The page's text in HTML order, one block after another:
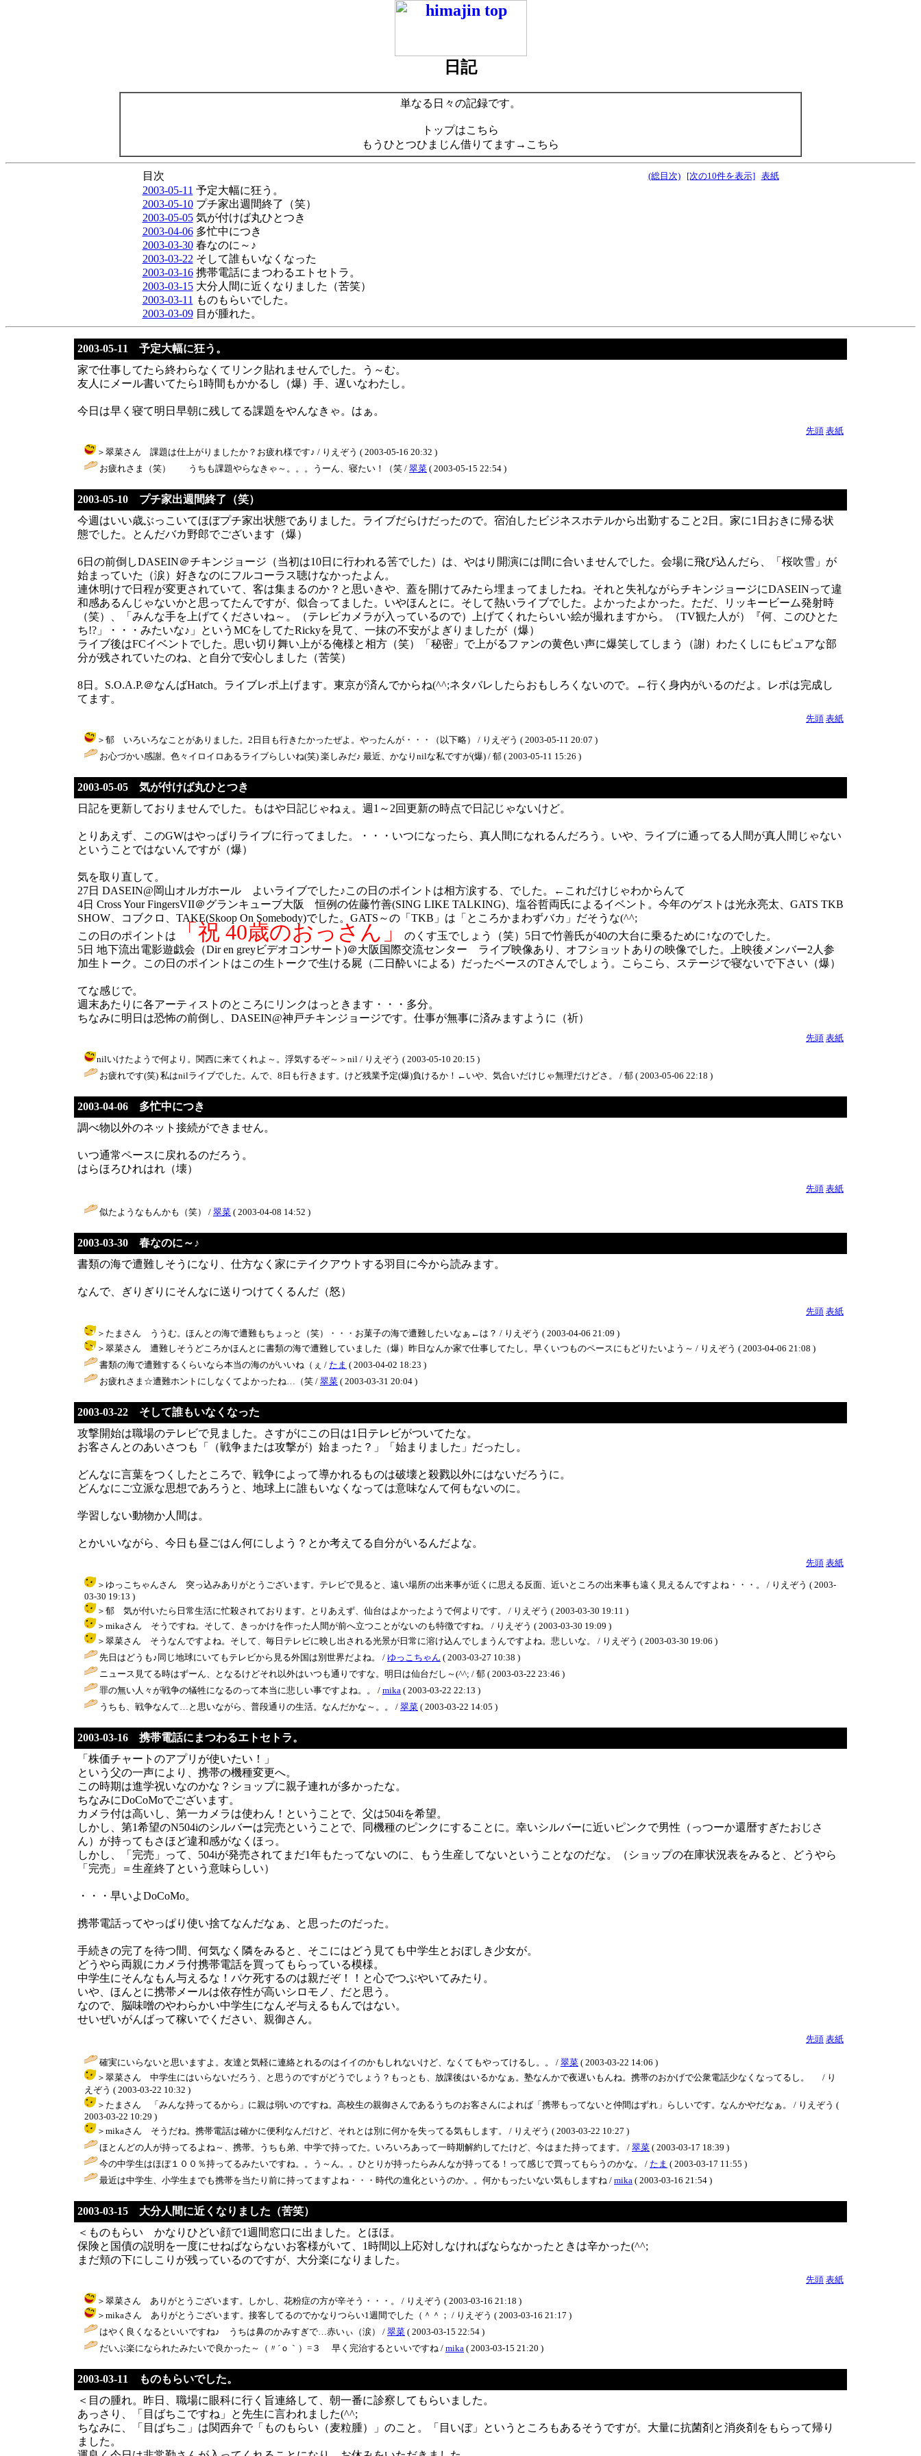
日記
単なる日々の記録です。
トップはこちら
もうひとつひまじん借りてます→こちら
目次 (総目次) [次の10件を表示] 表紙
2003-05-11 予定大幅に狂う。
2003-05-10プチ家出週間終了（笑）
2003-05-05気が付けば丸ひとつき
2003-04-06多忙中につき
2003-03-30春なのに～♪
2003-03-22 そして誰もいなくなった
2003-03-16携帯電話にまつわるエトセトラ。
2003-03-15大分人間に近くなりました（苦笑）
2003-03-11 ものもらいでした。
2003-03-09目が腫れた。
2003-05-11 予定大幅に狂う。
家で仕事してたら終わらなくてリンク貼れませんでした。う～む。
友人にメール書いてたら1時間もかかるし（爆）手、遅いなわたし。
今日は早く寝て明日早朝に残してる課題をやんなきゃ。はぁ。
先頭 表紙
＞翠菜さん 課題は仕上がりましたか？お疲れ様です♪ / りえぞう ( 2003-05-16 20:32 )
お疲れさま（笑） うちも課題やらなきゃ～。。。うーん、寝たい！（笑 / 翠菜 ( 2003-05-15 22:54 )
2003-05-10 プチ家出週間終了（笑）
今週はいい歳ぶっこいてほぼプチ家出状態でありました。ライブだらけだったので。宿泊したビジネスホテルから出勤すること2日。家に1日おきに帰る状
態でした。とんだバカ野郎でございます（爆）
6日の前倒しDASEIN＠チキンジョージ（当初は10日に行われる筈でした）は、やはり開演には間に合いませんでした。会場に飛び込んだら、「桜吹雪」が
始まっていた（涙）好きなのにフルコーラス聴けなかったよん。
連休明けで日程が変更されていて、客は集まるのか？と思いきや、蓋を開けてみたら埋まってましたね。それと失礼ながらチキンジョージにDASEINって違
和感あるんじゃないかと思ってたんですが、似合ってました。いやほんとに。そして熱いライブでした。よかったよかった。ただ、リッキービーム発射時
（笑）、「みんな手を上げてくださいね～。（テレビカメラが入っているので）上げてくれたらいい絵が撮れますから。（TV観た人が）『何、このひとた
ち!?」・・・みたいな♪」というMCをしてたRickyを見て、一抹の不安がよぎりましたが（爆）
ライブ後はFCイベントでした。思い切り舞い上がる俺様と相方（笑）「秘密」で上がるファンの黄色い声に爆笑してしまう（謝）わたくしにもピュアな部
分が残されていたのね、と自分で安心しました（苦笑）
8日。S.O.A.P.＠なんばHatch。ライブレポ上げます。東京が済んでからね(^^;ネタバレしたらおもしろくないので。←行く身内がいるのだよ。レポは完成し
てます。
先頭 表紙
＞郁 いろいろなことがありました。2日目も行きたかったぜよ。やったんが・・・（以下略） / りえぞう ( 2003-05-11 20:07 )
お心づかい感謝。色々イロイロあるライブらしいね(笑) 楽しみだ♪ 最近、かなりnilな私ですが(爆) / 郁 ( 2003-05-11 15:26 )
2003-05-05 気が付けば丸ひとつき
日記を更新しておりませんでした。もはや日記じゃねぇ。週1～2回更新の時点で日記じゃないけど。
とりあえず、このGWはやっぱりライブに行ってました。・・・いつになったら、真人間になれるんだろう。いや、ライブに通ってる人間が真人間じゃない
ということではないんですが（爆）
気を取り直して。
27日 DASEIN@岡山オルガホール よいライブでした♪この日のポイントは相方涙する、でした。←これだけじゃわからんて
4日 Cross Your FingersVII＠グランキューブ大阪 恒例の佐藤竹善(SING LIKE TALKING)、塩谷哲両氏によるイベント。今年のゲストは光永亮太、GATS TKB
SHOW、コブクロ、TAKE(Skoop On Somebody)でした。GATS～の「TKB」は「ところかまわずバカ」だそうな(^^;
この日のポイントは
「祝 40歳のおっさん」
のくす玉でしょう（笑）5日で竹善氏が40の大台に乗るために↑なのでした。
5日 地下流出電影遊戯会（Dir en greyビデオコンサート)＠大阪国際交流センター ライブ映像あり、オフショットありの映像でした。上映後メンバー2人参
加生トーク。この日のポイントはこの生トークで生ける屍（二日酔いによる）だったベースのTさんでしょう。こらこら、ステージで寝ないで下さい（爆）
てな感じで。
週末あたりに各アーティストのところにリンクはっときます・・・多分。
ちなみに明日は恐怖の前倒し、DASEIN@神戸チキンジョージです。仕事が無事に済みますように（祈）
先頭 表紙
nilいけたようで何より。関西に来てくれよ～。浮気するぞ～＞nil / りえぞう ( 2003-05-10 20:15 )
お疲れです(笑) 私はnilライブでした。んで、8日も行きます。けど残業予定(爆)負けるか！←いや、気合いだけじゃ無理だけどさ。 / 郁 ( 2003-05-06 22:18 )
2003-04-06 多忙中につき
調べ物以外のネット接続ができません。
いつ通常ペースに戻れるのだろう。
はらほろひれはれ（壊）
先頭 表紙
似たようなもんかも（笑） / 翠菜 ( 2003-04-08 14:52 )
2003-03-30 春なのに～♪
書類の海で遭難しそうになり、仕方なく家にテイクアウトする羽目に今から読みます。
なんで、ぎりぎりにそんなに送りつけてくるんだ（怒）
先頭 表紙
＞たまさん ううむ。ほんとの海で遭難もちょっと（笑）・・・お菓子の海で遭難したいなぁ←は？ / りえぞう ( 2003-04-06 21:09 )
＞翠菜さん 遭難しそうどころかほんとに書類の海で遭難していました（爆）昨日なんか家で仕事してたし。早くいつものペースにもどりたいよう～ / りえぞう ( 2003-04-06 21:08 )
書類の海で遭難するくらいなら本当の海のがいいね（ぇ / たま ( 2003-04-02 18:23 )
お疲れさま☆遭難ホントにしなくてよかったね…（笑 / 翠菜 ( 2003-03-31 20:04 )
2003-03-22 そして誰もいなくなった
攻撃開始は職場のテレビで見ました。さすがにこの日は1日テレビがついてたな。
お客さんとのあいさつも「（戦争または攻撃が）始まった？」「始まりました」だったし。
どんなに言葉をつくしたところで、戦争によって導かれるものは破壊と殺戮以外にはないだろうに。
どんなにご立派な思想であろうと、地球上に誰もいなくなっては意味なんて何もないのに。
学習しない動物か人間は。
とかいいながら、今日も昼ごはん何にしよう？とか考えてる自分がいるんだよな。
先頭 表紙
＞ゆっこちゃんさん 突っ込みありがとうございます。テレビで見ると、遠い場所の出来事が近くに思える反面、近いところの出来事も遠く見えるんですよね・・・。 / りえぞう ( 2003-
03-30 19:13 )
＞郁 気が付いたら日常生活に忙殺されております。とりあえず、仙台はよかったようで何よりです。 / りえぞう ( 2003-03-30 19:11 )
＞mikaさん そうですね。そして、きっかけを作った人間が前へ立つことがないのも特徴ですね。 / りえぞう ( 2003-03-30 19:09 )
＞翠菜さん そうなんですよね。そして、毎日テレビに映し出される光景が日常に溶け込んでしまうんですよね。悲しいな。 / りえぞう ( 2003-03-30 19:06 )
先日はどうも♪同じ地球にいてもテレビから見る外国は別世界だよね。 / ゆっこちゃん ( 2003-03-27 10:38 )
ニュース見てる時はずーん、となるけどそれ以外はいつも通りですな。明日は仙台だし～(^^; / 郁 ( 2003-03-22 23:46 )
罪の無い人々が戦争の犠牲になるのって本当に悲しい事ですよね。。 / mika ( 2003-03-22 22:13 )
うちも、戦争なんて…と思いながら、普段通りの生活。なんだかな～。。 / 翠菜 ( 2003-03-22 14:05 )
2003-03-16 携帯電話にまつわるエトセトラ。
「株価チャートのアプリが使いたい！」
という父の一声により、携帯の機種変更へ。
この時期は進学祝いなのかな？ショップに親子連れが多かったな。
ちなみにDoCoMoでございます。
カメラ付は高いし、第一カメラは使わん！ということで、父は504iを希望。
しかし、第1希望のN504iのシルバーは完売ということで、同機種のピンクにすることに。幸いシルバーに近いピンクで男性（っつーか還暦すぎたおじさ
ん）が持ってもさほど違和感がなくほっ。
しかし、「完売」って、504iが発売されてまだ1年もたってないのに、もう生産してないということなのだな。（ショップの在庫状況表をみると、どうやら
「完売」＝生産終了という意味らしい）
・・・早いよDoCoMo。
携帯電話ってやっぱり使い捨てなんだなぁ、と思ったのだった。
手続きの完了を待つ間、何気なく隣をみると、そこにはどう見ても中学生とおぼしき少女が。
どうやら両親にカメラ付携帯電話を買ってもらっている模様。
中学生にそんなもん与えるな！パケ死するのは親だぞ！！と心でつぶやいてみたり。
いや、ほんとに携帯メールは依存性が高いシロモノ、だと思う。
なので、脳味噌のやわらかい中学生になんぞ与えるもんではない。
せいぜいがんばって稼いでください、親御さん。
先頭 表紙
確実にいらないと思いますよ。友達と気軽に連絡とれるのはイイのかもしれないけど、なくてもやってけるし。。 / 翠菜 ( 2003-03-22 14:06 )
＞翠菜さん 中学生にはいらないだろう、と思うのですがどうでしょう？もっとも、放課後はいるかなぁ。塾なんかで夜遅いもんね。携帯のおかげで公衆電話少なくなってるし。 / り
えぞう ( 2003-03-22 10:32 )
＞たまさん 「みんな持ってるから」に親は弱いのですね。高校生の親御さんであるうちのお客さんによれば「携帯もってないと仲間はずれ」らしいです。なんかやだなぁ。 / りえぞう (
2003-03-22 10:29 )
＞mikaさん そうだね。携帯電話は確かに便利なんだけど、それとは別に何かを失ってる気もします。 / りえぞう ( 2003-03-22 10:27 )
ほとんどの人が持ってるよね～、携帯。うちも弟、中学で持ってた。いろいろあって一時期解約してたけど、今はまた持ってます。 / 翠菜 ( 2003-03-17 18:39 )
今の中学生はほぼ１００％持ってるみたいですね。。う～ん。。ひとりが持ったらみんなが持ってる！って感じで買ってもらうのかな。 / たま ( 2003-03-17 11:55 )
最近は中学生、小学生までも携帯を当たり前に持ってますよね・・・時代の進化というのか。。何かもったいない気もしますね / mika ( 2003-03-16 21:54 )
2003-03-15 大分人間に近くなりました（苦笑）
＜ものもらい かなりひどい顔で1週間窓口に出ました。とほほ。
保険と国債の説明を一度にせねばならないお客様がいて、1時間以上応対しなければならなかったときは辛かった(^^;
まだ頬の下にしこりが残っているのですが、大分楽になりました。
先頭 表紙
＞翠菜さん ありがとうございます。しかし、花粉症の方が辛そう・・・。 / りえぞう ( 2003-03-16 21:18 )
＞mikaさん ありがとうございます。接客してるのでかなりつらい1週間でした（＾＾； / りえぞう ( 2003-03-16 21:17 )
はやく良くなるといいですね♪ うちは鼻のかみすぎで…赤いぃ（涙） / 翠菜 ( 2003-03-15 22:54 )
だいぶ楽になられたみたいで良かった～（〃´ｏ｀）=３ 早く完治するといいですね / mika ( 2003-03-15 21:20 )
2003-03-11 ものもらいでした。
＜目の腫れ。昨日、職場に眼科に行く旨連絡して、朝一番に診察してもらいました。
あっさり、「目ばちこですね」と先生に言われました(^^;
ちなみに、「目ばちこ」は関西弁で「ものもらい（麦粒腫）」のこと。「目いぼ」というところもあるそうですが。大量に抗菌剤と消炎剤をもらって帰り
ました。